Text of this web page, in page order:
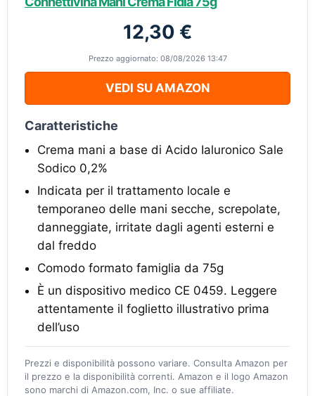
12,30 €
Prezzo aggiornato: 08/08/2026 13:47
VEDI SU AMAZON
Caratteristiche
Crema mani a base di Acido Ialuronico Sale
Sodico 0,2%
Indicata per il trattamento locale e
temporaneo delle mani secche, screpolate,
danneggiate, irritate dagli agenti esterni e
dal freddo
Comodo formato famiglia da 75g
È un dispositivo medico CE 0459. Leggere
attentamente il foglietto illustrativo prima
dell’uso
Prezzi e disponibilità possono variare. Consulta Amazon per
il prezzo e la disponibilità correnti. Amazon e il logo Amazon
sono marchi di Amazon.com, Inc. o sue affiliate.